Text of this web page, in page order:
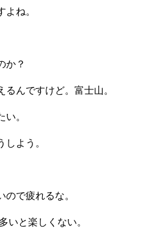
ね。
か？
るんですけど。富士山。
。
よう。
で疲れるな。
いと楽しくない。